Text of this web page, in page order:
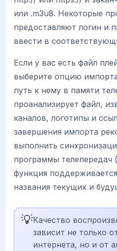
или .m3u8. Некоторые
предоставляют логин и
ввести в
Если у вас есть файл
выберите опцию
путь к нему в памяти
проанализирует файл,
каналов, логотипы и
завершения импорта
выполнить
программы телепередач
функция
названия текущих и
💡Качество
зависит не только
интернета, но и от